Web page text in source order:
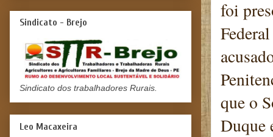
foi
que o
Duque
Sindicato - Brejo
Sindicato dos trabalhadores Rurais.
Leo Macaxeira